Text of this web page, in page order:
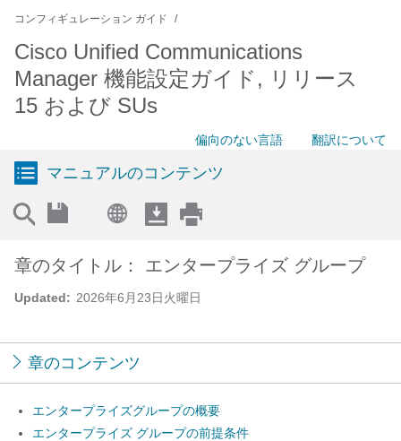
コンフィギュレーション ガイド
Cisco Unified Communications
Manager 機能設定ガイド, リリース
15 および SUs
偏向のない言語 翻訳について
マニュアルのコンテンツ
Updated: 2026年6月23日火曜日
章のタイトル： エンタープライズ グループ
章のコンテンツ
エンタープライズグループの概要
エンタープライズ グループの前提条件